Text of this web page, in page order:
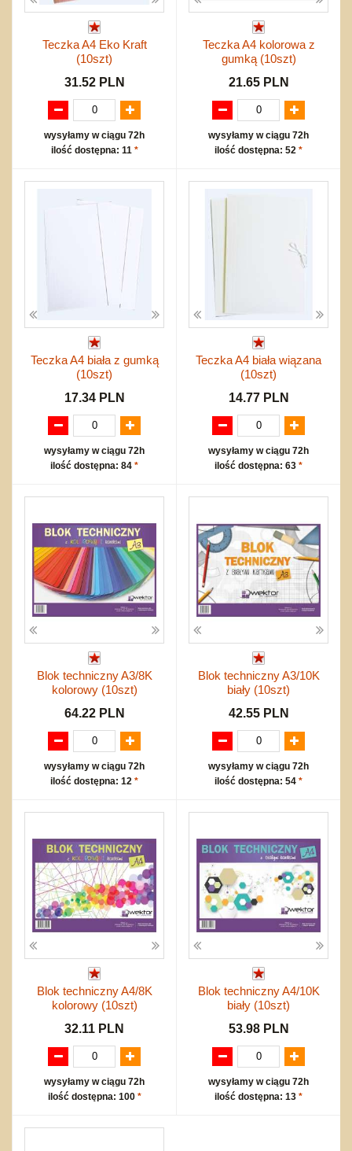
Teczka A4 Eko Kraft
(10szt)
31.52 PLN
wysyłamy w ciągu 72h
ilość dostępna: 11 *
Teczka A4 kolorowa z
gumką (10szt)
21.65 PLN
wysyłamy w ciągu 72h
ilość dostępna: 52 *
Teczka A4 biała z gumką
(10szt)
17.34 PLN
wysyłamy w ciągu 72h
ilość dostępna: 84 *
Teczka A4 biała wiązana
(10szt)
14.77 PLN
wysyłamy w ciągu 72h
ilość dostępna: 63 *
Blok techniczny A3/8K
kolorowy (10szt)
64.22 PLN
wysyłamy w ciągu 72h
ilość dostępna: 12 *
Blok techniczny A3/10K
biały (10szt)
42.55 PLN
wysyłamy w ciągu 72h
ilość dostępna: 54 *
Blok techniczny A4/8K
kolorowy (10szt)
32.11 PLN
wysyłamy w ciągu 72h
ilość dostępna: 100 *
Blok techniczny A4/10K
biały (10szt)
53.98 PLN
wysyłamy w ciągu 72h
ilość dostępna: 13 *